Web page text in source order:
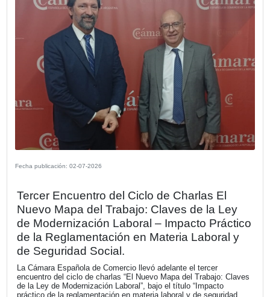
Fecha publicación: 13-07-2026
Las Cámaras Españolas en el Exterior
avanzan en una agenda común de
internacionalización